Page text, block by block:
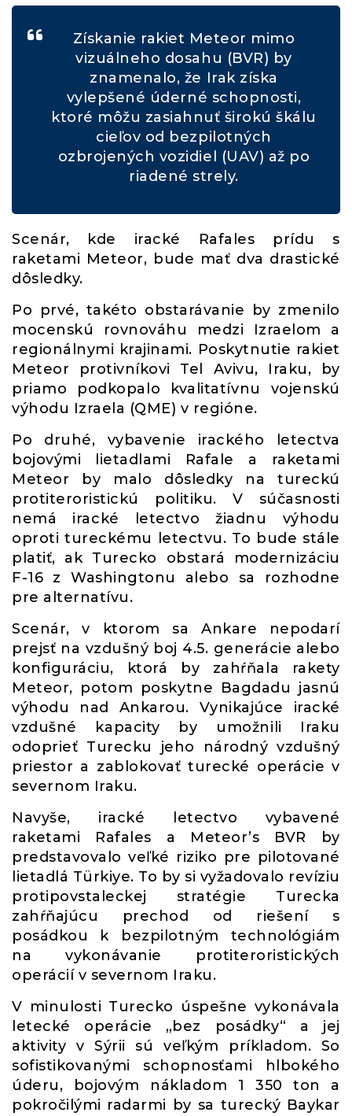
Získanie rakiet Meteor mimo
vizuálneho dosahu (BVR) by
znamenalo, že Irak získa
vylepšené úderné schopnosti,
ktoré môžu zasiahnuť širokú škálu
cieľov od bezpilotných
ozbrojených vozidiel (UAV) až po
riadené strely.
Scenár, kde iracké Rafales prídu s
raketami Meteor, bude mať dva drastické
dôsledky.
Po prvé, takéto obstarávanie by zmenilo
mocenskú rovnováhu medzi Izraelom a
regionálnymi krajinami. Poskytnutie rakiet
Meteor protivníkovi Tel Avivu, Iraku, by
priamo podkopalo kvalitatívnu vojenskú
výhodu Izraela (QME) v regióne.
Po druhé, vybavenie irackého letectva
bojovými lietadlami Rafale a raketami
Meteor by malo dôsledky na tureckú
protiteroristickú politiku. V súčasnosti
nemá iracké letectvo žiadnu výhodu
oproti tureckému letectvu. To bude stále
platiť, ak Turecko obstará modernizáciu
F-16 z Washingtonu alebo sa rozhodne
pre alternatívu.
Scenár, v ktorom sa Ankare nepodarí
prejsť na vzdušný boj 4.5. generácie alebo
konfiguráciu, ktorá by zahŕňala rakety
Meteor, potom poskytne Bagdadu jasnú
výhodu nad Ankarou. Vynikajúce iracké
vzdušné kapacity by umožnili Iraku
odoprieť Turecku jeho národný vzdušný
priestor a zablokovať turecké operácie v
severnom Iraku.
Navyše, iracké letectvo vybavené
raketami Rafales a Meteor’s BVR by
predstavovalo veľké riziko pre pilotované
lietadlá Türkiye. To by si vyžadovalo revíziu
protipovstaleckej stratégie Turecka
zahŕňajúcu prechod od riešení s
posádkou k bezpilotným technológiám
na vykonávanie protiteroristických
operácií v severnom Iraku.
V minulosti Turecko úspešne vykonávala
letecké operácie „bez posádky“ a jej
aktivity v Sýrii sú veľkým príkladom. So
sofistikovanými schopnosťami hlbokého
úderu, bojovým nákladom 1 350 ton a
pokročilými radarmi by sa turecký Baykar